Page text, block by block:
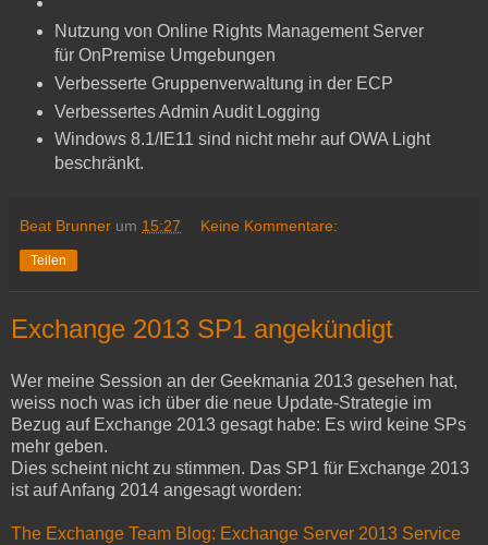
Nutzung von Online Rights Management Server
für OnPremise Umgebungen
Verbesserte Gruppenverwaltung in der ECP
Verbessertes Admin Audit Logging
Windows 8.1/IE11 sind nicht mehr auf OWA Light
beschränkt.
Beat Brunner um 15:27 Keine Kommentare:
Teilen
Exchange 2013 SP1 angekündigt
Wer meine Session an der Geekmania 2013 gesehen hat,
weiss noch was ich über die neue Update-Strategie im
Bezug auf Exchange 2013 gesagt habe: Es wird keine SPs
mehr geben.
Dies scheint nicht zu stimmen. Das SP1 für Exchange 2013
ist auf Anfang 2014 angesagt worden:
The Exchange Team Blog: Exchange Server 2013 Service